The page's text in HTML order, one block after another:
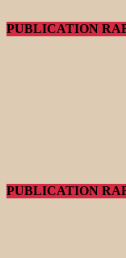
PUBLICATION
PUBLICATION